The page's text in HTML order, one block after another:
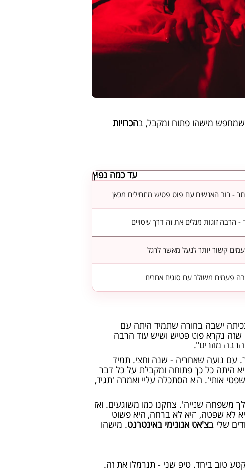
מישהו פתוח ומקבל, בהכרויות
עד כמה נפוץ
- רוב האנשים עם פוט פטיש מתחילים מכאן
- הרבה זוגות מגלים את זה דרך עיסויים
קשור יותר לנעל מאשר לרגל
פעמים משולב עם סוגים אחרים
בדוי) בן 35, רואה חשבון מפתח תקווה, גילה שיש לו פוט פטיש בגיל 16. "הייתי בן 16 ובכיתה ישבה בחורה שתמיד היתה עם
שזה נקרא פוט פטיש ושיש עוד הרבה
מוזרים".
עם נועה שאחריה - שנה וחצי. תמיד
היתה כל כך פתוחה ומקבלת על כל דבר
אותי'. היא הסתכלה עליי ואמרה 'תגיד,
משפחה שנייה'. צחקנו כמו משוגעים. ואז
לא שפטה, היא לא ברחה, היא פשוט
שלי בצ'אט אנונימי באינטרנט. מישהו
טוב ביחד. טיפ שני - תנרמלו את זה.